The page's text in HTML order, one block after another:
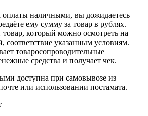
наличными, вы дожидаетесь
ему сумму за товар в рублях.
товар, который можно осмотреть на
соответствие указанным условиям.
товаросопроводительные
средства и получает чек.
доступна при самовывозе из
или использовании постамата.